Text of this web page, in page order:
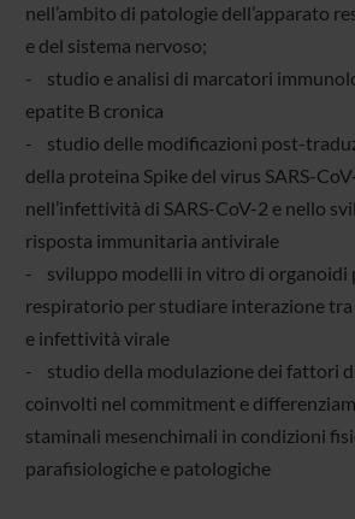
nell’ambito di patologie dell’apparato
e del sistema nervoso;
- studio e analisi di marcatori
epatite B cronica
- studio delle modificazioni post-
della proteina Spike del virus SARS-
nell’infettività di SARS-CoV-2 e nello
risposta immunitaria antivirale
- sviluppo modelli in vitro di organoidi
respiratorio per studiare interazione tra
e infettività virale
- studio della modulazione dei fattori
coinvolti nel commitment e
staminali mesenchimali in condizioni
parafisiologiche e patologiche